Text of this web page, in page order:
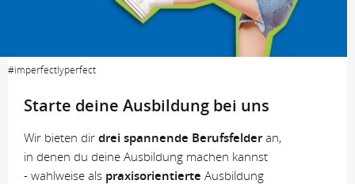
#imperfectlyperfect
Starte deine Ausbildung bei uns
Wir bieten dir drei spannende Berufsfelderan,
in denen du deine Ausbildung machen kannst
- wahlweise als praxisorientierte Ausbildung